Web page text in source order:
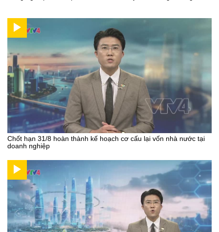
Chốt hạn 31/8 hoàn thành kế hoạch cơ cấu lại vốn nhà nước tại
doanh nghiệp